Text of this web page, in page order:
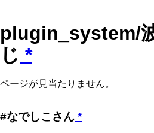
plugin_system/
じ *
ページが見当たりません。
#なでしこさん *